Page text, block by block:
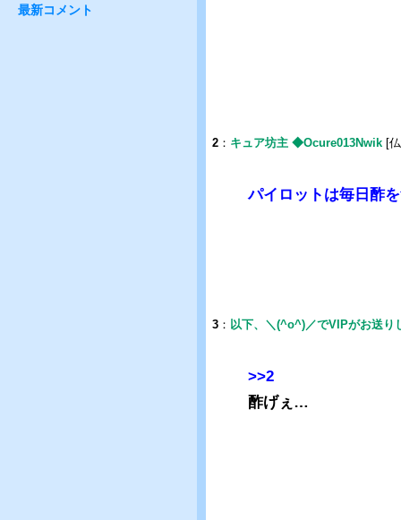
2 ： キュア坊主 ◆Ocure013Nwik [
パイロットは毎日酢
3 ： 以下、＼(^o^)／でVIPがお送り
>>2
酢げぇ…
最新コメント